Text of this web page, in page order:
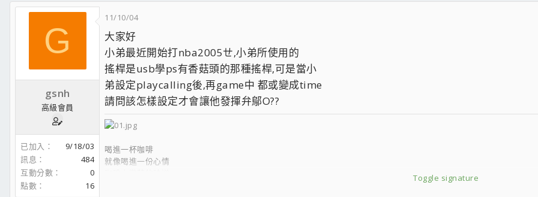
發
日
G
gsnh
高級會員
已加入
9/18/03
訊息
484
互動分數
0
點數
16
11/10/04
大家好
小弟最近開始打nba2005ㄝ,小弟所使用的
搖桿是usb學ps有香菇頭的那種搖桿,可是當小
弟設定playcalling後,再game中 都或變成time
請問該怎樣設定才會讓他發揮弁鄔O??
Toggle signature
喝進一杯咖啡
就像喝進一份心情